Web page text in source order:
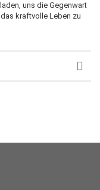
uns die Gegenwart
kraftvolle Leben zu